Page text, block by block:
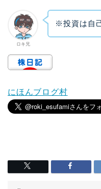
ロキ兄
※投資は自
にほんブログ村